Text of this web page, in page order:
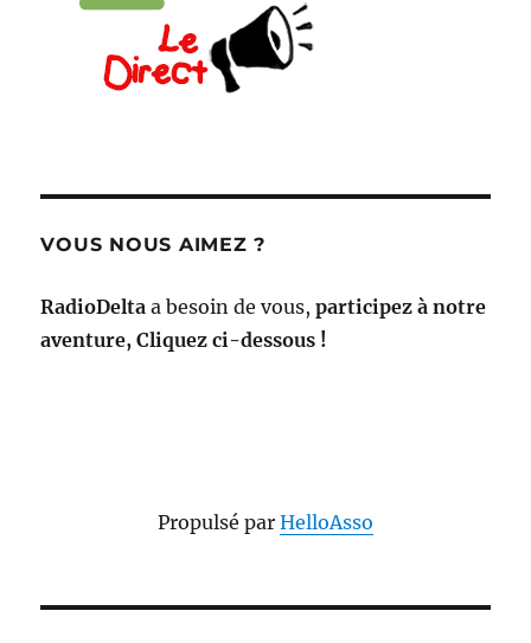
VOUS NOUS AIMEZ ?
RadioDelta a besoin de vous,participez à notre
aventure, Cliquez ci-dessous !
Propulsé par HelloAsso